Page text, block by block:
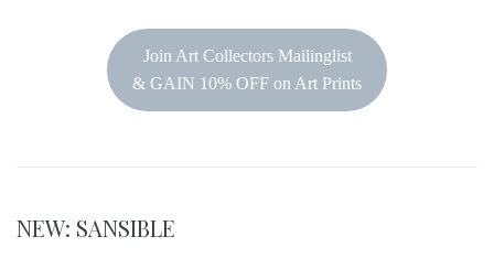
Join Art Collectors Mailinglist
& GAIN 10% OFF on Art Prints
NEW: SANSIBLE